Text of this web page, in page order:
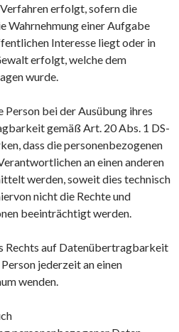
erfolgt, sofern die
Wahrnehmung einer Aufgabe
Interesse liegt oder in
erfolgt, welche dem
wurde.
bei der Ausübung ihres
gemäß Art. 20 Abs. 1 DS-
dass die personenbezogenen
an einen anderen
werden, soweit dies technisch
nicht die Rechte und
beeinträchtigt werden.
Rechts auf Datenübertragbarkeit
jederzeit an einen
wenden.